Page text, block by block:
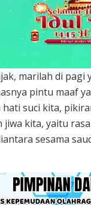
marilah di pagi
pintu maaf
suci kita,
kita, yaitu rasa
sesama